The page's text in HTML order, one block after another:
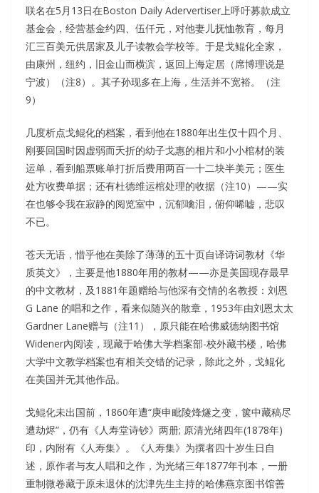
联名在5月13日在Boston Daily Adervertiser上呼吁募款成立
基金会，经营基金约四、伍仟元，对他妻儿抚恤教育，每月
汇三百美元供居家及儿子读教会学校等。于是戈鲲化全家，
由康州，纽约，旧金山而横滨，返回上海定居（席博理说是
宁波）（注8）。其子孙现多在上海，生活并不宽裕。（注
9）
几度析点戈鲲化的档案，看到他在1880年出生仅十四个月、
刚要回国时因虚弱而夭折的幼子戈惠的相片和小小棺材的装
运单，看到船票账单打折后费用两百一十二块半美元；医生
处方收费单据；还有杜德维运棺处理的收据（注10）——实
在也够令我在寂静的阅览室中，沉郁噙泪，俯仰唏嘘，悲叹
不已。
苍天无语，惜乎他在美除了薄薄的五十页自译诗词教材《华
质英文》，主要是他1880年用的教材——亦是美国现存最早
的中文教材，及1881年题赠给与他深有交情的名教授：刘恩
G Lane 的唱和之作，看来似随兴的散章，1953年由刘恩太太
Gardner Lane赠与（注11），原只能在哈佛威德纳图书馆
Widener內阅读，现藏于哈佛大学档案部-校外藏书楼，哈佛
大学中文教学档案也有相关交错的记录，除此之外，戈鲲化
在美国并无其他作品。
戈鲲化未出国前，1860年遭“庚申毗陵烽燧之变，箧中藏稿尽
遭劫烬”，仍有《人寿堂诗钞》两册; 原清光绪四年(1878年)
印，内附有《人寿集》。《人寿集》为撰者四十岁生日自
述，原作者与友人唱和之作，为光绪三年1877年刊本，一册
重制微卷藏于原未退休的沈津先生主持的哈佛燕京图书馆善